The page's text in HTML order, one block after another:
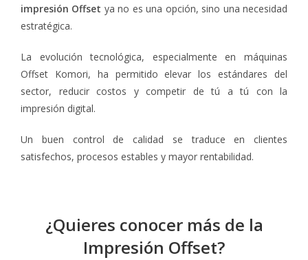
impresión Offset ya no es una opción, sino una necesidad
estratégica.
La evolución tecnológica, especialmente en máquinas
Offset Komori, ha permitido elevar los estándares del
sector, reducir costos y competir de tú a tú con la
impresión digital.
Un buen control de calidad se traduce en clientes
satisfechos, procesos estables y mayor rentabilidad.
¿Quieres conocer más de la
Impresión Offset?